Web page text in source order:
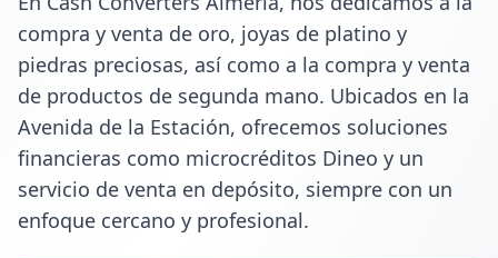
compra y venta de oro, joyas de platino y
piedras preciosas, así como a la compra y venta
de productos de segunda mano. Ubicados en la
Avenida de la Estación, ofrecemos soluciones
financieras como microcréditos Dineo y un
servicio de venta en depósito, siempre con un
enfoque cercano y profesional.